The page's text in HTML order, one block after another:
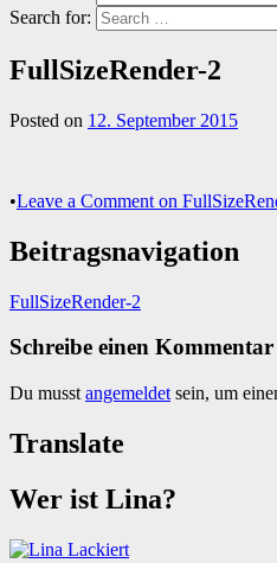
Search for:
FullSizeRender-2
Posted on 12. September 2015
•Leave a Comment on
Beitragsnavigation
FullSizeRender-2
Schreibe einen Kommentar
Du musst angemeldet sein, um
Translate
Wer ist Lina?